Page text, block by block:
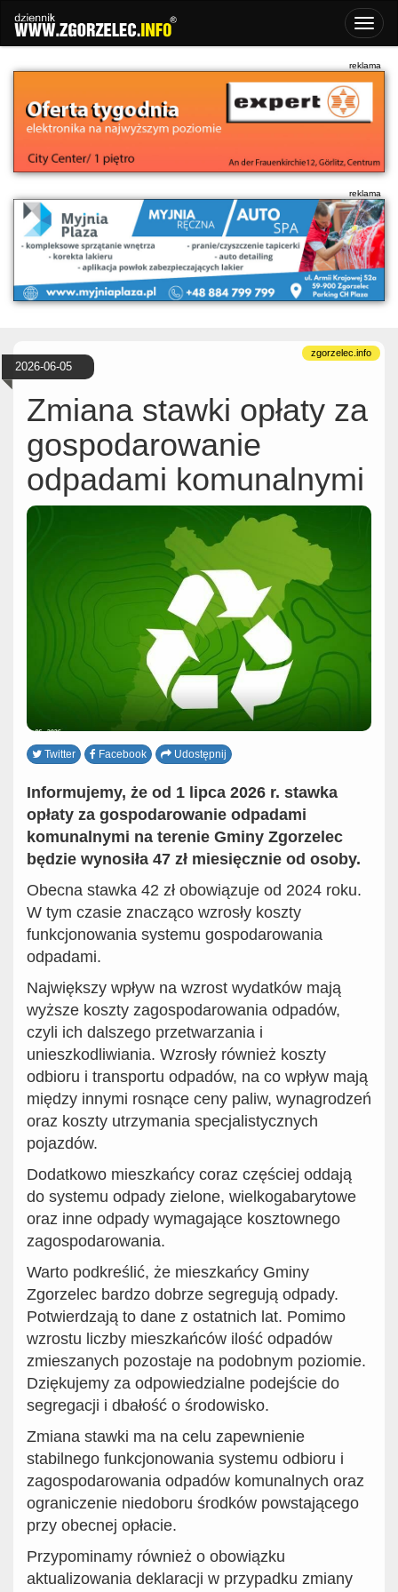
2026-06-05
Zmiana stawki opłaty za
gospodarowanie
odpadami komunalnymi
Twitter Facebook Udostępnij
Informujemy, że od 1 lipca 2026 r. stawka
opłaty za gospodarowanie odpadami
komunalnymi na terenie Gminy Zgorzelec
będzie wynosiła 47 zł miesięcznie od osoby.
Obecna stawka 42 zł obowiązuje od 2024 roku.
W tym czasie znacząco wzrosły koszty
funkcjonowania systemu gospodarowania
odpadami.
Największy wpływ na wzrost wydatków mają
wyższe koszty zagospodarowania odpadów,
czyli ich dalszego przetwarzania i
unieszkodliwiania. Wzrosły również koszty
odbioru i transportu odpadów, na co wpływ mają
między innymi rosnące ceny paliw, wynagrodzeń
oraz koszty utrzymania specjalistycznych
pojazdów.
Dodatkowo mieszkańcy coraz częściej oddają
do systemu odpady zielone, wielkogabarytowe
oraz inne odpady wymagające kosztownego
zagospodarowania.
Warto podkreślić, że mieszkańcy Gminy
Zgorzelec bardzo dobrze segregują odpady.
Potwierdzają to dane z ostatnich lat. Pomimo
wzrostu liczby mieszkańców ilość odpadów
zmieszanych pozostaje na podobnym poziomie.
Dziękujemy za odpowiedzialne podejście do
segregacji i dbałość o środowisko.
Zmiana stawki ma na celu zapewnienie
stabilnego funkcjonowania systemu odbioru i
zagospodarowania odpadów komunalnych oraz
ograniczenie niedoboru środków powstającego
przy obecnej opłacie.
Przypominamy również o obowiązku
aktualizowania deklaracji w przypadku zmiany